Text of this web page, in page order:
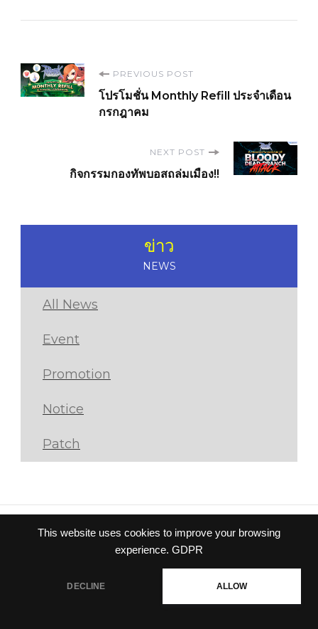
This website uses cookies to improve your browsing
experience. GDPR
DECLINE ALLOW
Post
Navigation
PREVIOUS POST
โปรโมชั่น Monthly Refill ประจำเดือน
กรกฎาคม
NEXT POST
กิจกรรมกองทัพบอสถล่มเมือง!!
ข่าว
NEWS
All News
Event
Promotion
Notice
Patch
Privacy policy |Terms of
© Gravity Co.,Ltd. & Lee